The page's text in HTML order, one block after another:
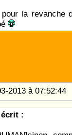
la revanche
2013 à
écrit :